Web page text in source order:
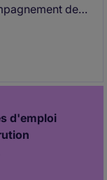
des
pilotez les
les
d'emploi